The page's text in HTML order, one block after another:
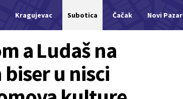
Kragujevac Subotica Čačak Novi Pazar
a Ludaš na
u nisci